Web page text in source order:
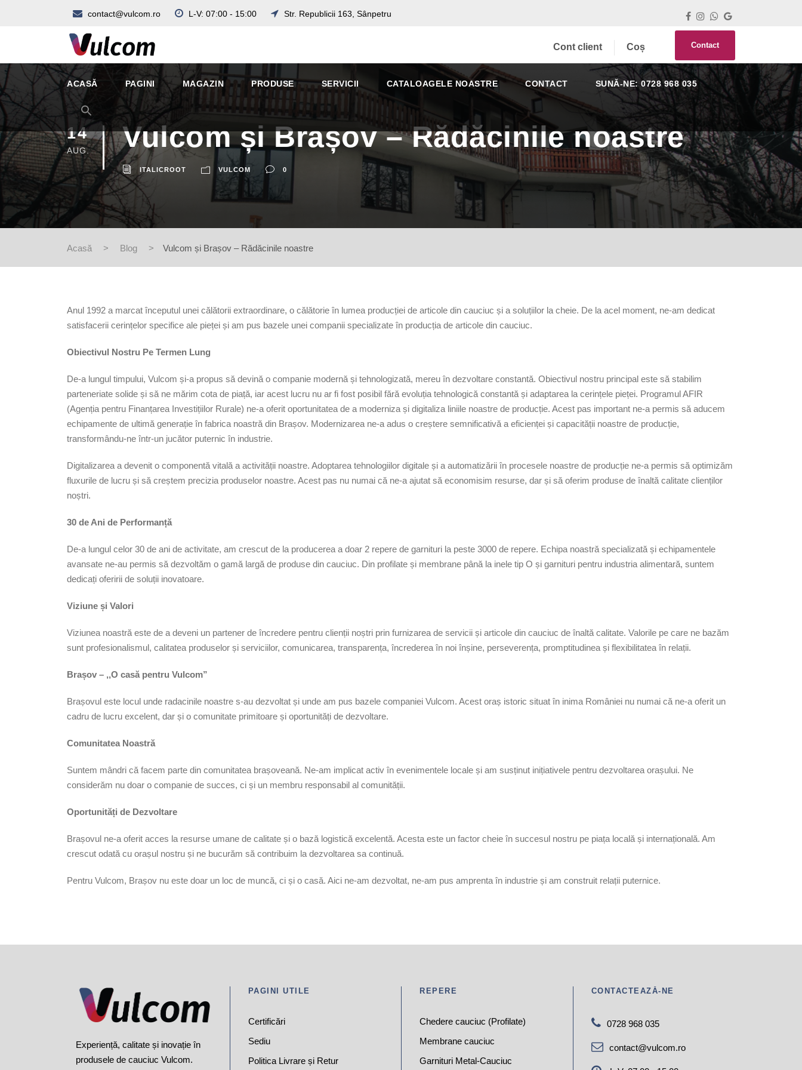
contact@vulcom.ro L-V: 07:00 - 15:00 Str. Republicii 163, Sânpetru
Cont client Coș Contact
ACASĂ PAGINI MAGAZIN PRODUSE SERVICII CATALOAGELE NOASTRE CONTACT SUNĂ-NE: 0728 968 035
14
AUG. Vulcom și Brașov – Rădăcinile noastre
ITALICROOT VULCOM 0
Acasă > Blog > Vulcom și Brașov – Rădăcinile noastre
Anul 1992 a marcat începutul unei călătorii extraordinare, o călătorie în lumea producției de articole din cauciuc și a soluțiilor la cheie. De la acel moment, ne-am dedicat
satisfacerii cerințelor specifice ale pieței și am pus bazele unei companii specializate în producția de articole din cauciuc.
Obiectivul Nostru Pe Termen Lung
De-a lungul timpului, Vulcom și-a propus să devină o companie modernă și tehnologizată, mereu în dezvoltare constantă. Obiectivul nostru principal este să stabilim
parteneriate solide și să ne mărim cota de piață, iar acest lucru nu ar fi fost posibil fără evoluția tehnologică constantă și adaptarea la cerințele pieței. Programul AFIR
(Agenția pentru Finanțarea Investițiilor Rurale) ne-a oferit oportunitatea de a moderniza și digitaliza liniile noastre de producție. Acest pas important ne-a permis să aducem
echipamente de ultimă generație în fabrica noastră din Brașov. Modernizarea ne-a adus o creștere semnificativă a eficienței și capacității noastre de producție,
transformându-ne într-un jucător puternic în industrie.
Digitalizarea a devenit o componentă vitală a activității noastre. Adoptarea tehnologiilor digitale și a automatizării în procesele noastre de producție ne-a permis să optimizăm
fluxurile de lucru și să creștem precizia produselor noastre. Acest pas nu numai că ne-a ajutat să economisim resurse, dar și să oferim produse de înaltă calitate clienților
noștri.
30 de Ani de Performanță
De-a lungul celor 30 de ani de activitate, am crescut de la producerea a doar 2 repere de garnituri la peste 3000 de repere. Echipa noastră specializată și echipamentele
avansate ne-au permis să dezvoltăm o gamă largă de produse din cauciuc. Din profilate și membrane până la inele tip O și garnituri pentru industria alimentară, suntem
dedicați oferirii de soluții inovatoare.
Viziune și Valori
Viziunea noastră este de a deveni un partener de încredere pentru clienții noștri prin furnizarea de servicii și articole din cauciuc de înaltă calitate. Valorile pe care ne bazăm
sunt profesionalismul, calitatea produselor și serviciilor, comunicarea, transparența, încrederea în noi înșine, perseverența, promptitudinea și flexibilitatea în relații.
Brașov – ,,O casă pentru Vulcom”
Brașovul este locul unde radacinile noastre s-au dezvoltat și unde am pus bazele companiei Vulcom. Acest oraș istoric situat în inima României nu numai că ne-a oferit un
cadru de lucru excelent, dar și o comunitate primitoare și oportunități de dezvoltare.
Comunitatea Noastră
Suntem mândri că facem parte din comunitatea brașoveană. Ne-am implicat activ în evenimentele locale și am susținut inițiativele pentru dezvoltarea orașului. Ne
considerăm nu doar o companie de succes, ci și un membru responsabil al comunității.
Oportunități de Dezvoltare
Brașovul ne-a oferit acces la resurse umane de calitate și o bază logistică excelentă. Acesta este un factor cheie în succesul nostru pe piața locală și internațională. Am
crescut odată cu orașul nostru și ne bucurăm să contribuim la dezvoltarea sa continuă.
Pentru Vulcom, Brașov nu este doar un loc de muncă, ci și o casă. Aici ne-am dezvoltat, ne-am pus amprenta în industrie și am construit relații puternice.
Experiență, calitate și inovație în
produsele de cauciuc Vulcom.
PAGINI UTILE
Certificări
Sediu
Politica Livrare și Retur
REPERE
Chedere cauciuc (Profilate)
Membrane cauciuc
Garnituri Metal-Cauciuc
CONTACTEAZĂ-NE
0728 968 035
contact@vulcom.ro